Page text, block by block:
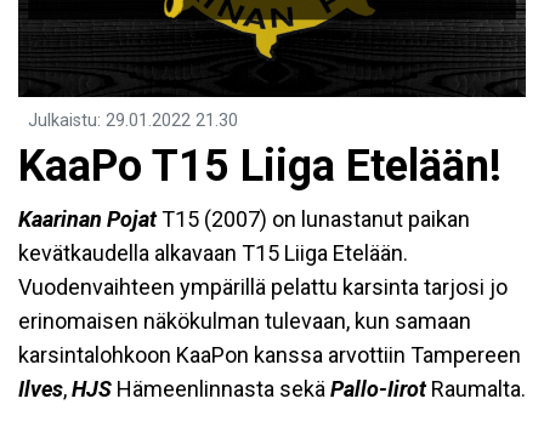
Julkaistu: 29.01.2022 21.30
KaaPo T15 Liiga Etelään!
Kaarinan PojatT15 (2007) on lunastanut paikan
kevätkaudella alkavaan T15 Liiga Etelään.
Vuodenvaihteen ympärillä pelattu karsinta tarjosi jo
erinomaisen näkökulman tulevaan, kun samaan
karsintalohkoon KaaPon kanssa arvottiin Tampereen
Ilves,HJS Hämeenlinnasta sekä Pallo-IirotRaumalta.